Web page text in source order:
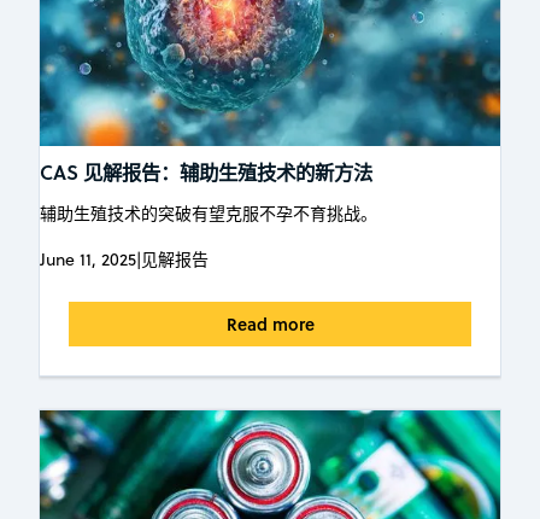
CAS 见解报告：辅助生殖技术的新方法
辅助生殖技术的突破有望克服不孕不育挑战。
June 11, 2025|见解报告
Read more